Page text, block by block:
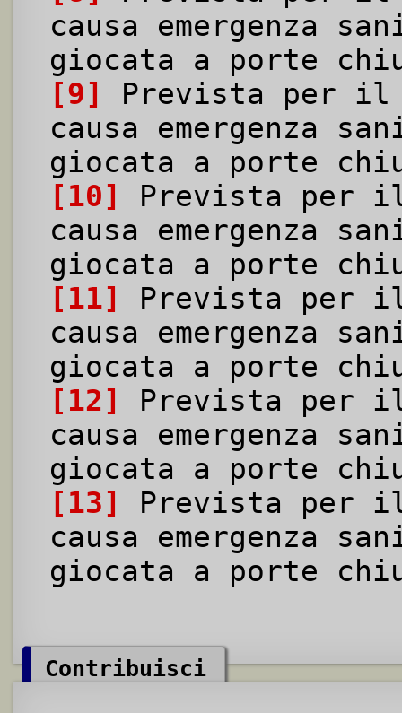
causa emergenza
giocata a porte
[9]
Prevista per
causa emergenza
giocata a porte
[10]
Prevista per
causa emergenza
giocata a porte
[11]
Prevista per
causa emergenza
giocata a porte
[12]
Prevista per
causa emergenza
giocata a porte
[13]
Prevista per
causa emergenza
giocata a porte
Contribuisci